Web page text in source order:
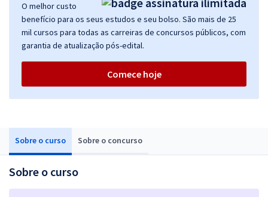
Sobre o curso Sobre o concurso
Sobre o curso
O melhor custo
benefício para os seus estudos e seu bolso. São mais de 25
mil cursos para todas as carreiras de concursos públicos, com
garantia de atualização pós-edital.
Comece hoje